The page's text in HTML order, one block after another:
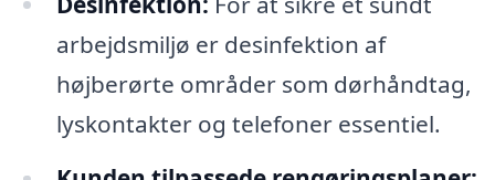
arbejdsmiljø er desinfektion af
højberørte områder som dørhåndtag,
lyskontakter og telefoner essentiel.